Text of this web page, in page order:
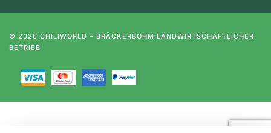
© 2026 CHILIWORLD – BRÄCKERBOHM LANDWIRTSCHAFTLICHER
BETRIEB